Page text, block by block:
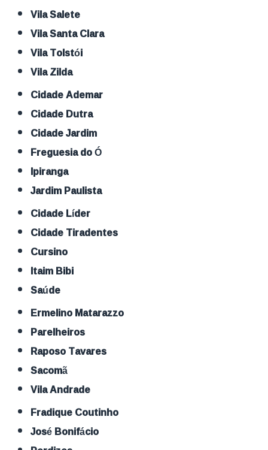
Vila Salete
Vila Santa Clara
Vila Tolstói
Vila Zilda
Cidade Ademar
Cidade Dutra
Cidade Jardim
Freguesia do Ó
Ipiranga
Jardim Paulista
Cidade Líder
Cidade Tiradentes
Cursino
Itaim Bibi
Saúde
Ermelino Matarazzo
Parelheiros
Raposo Tavares
Sacomã
Vila Andrade
Fradique Coutinho
José Bonifácio